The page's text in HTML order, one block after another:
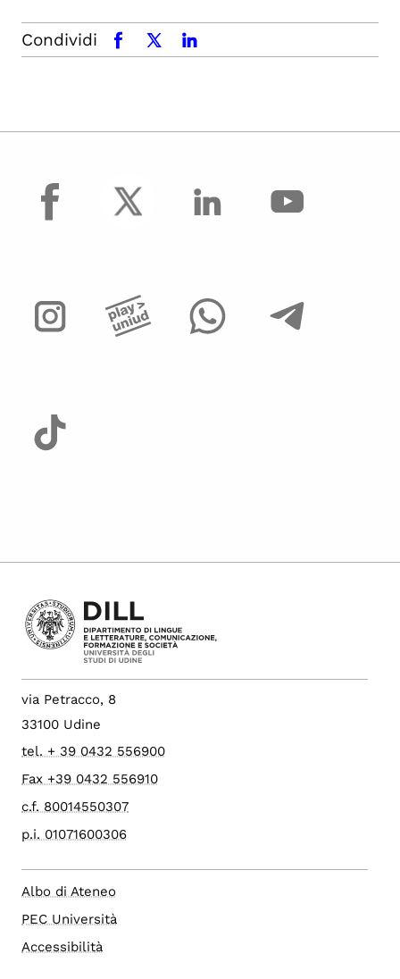
Condividi facebookx.comlinkedin
facebook
via Petracco, 8
33100 Udine
tel. + 39 0432 556900
Fax +39 0432 556910
c.f. 80014550307
p.i. 01071600306
Albo di Ateneo
PEC Università
Accessibilità